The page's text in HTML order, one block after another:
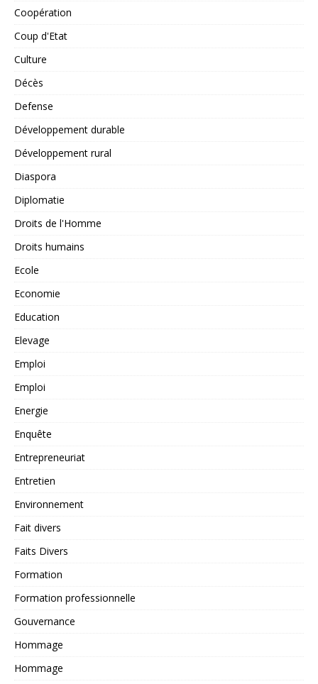
Coopération
Coup d'Etat
Culture
Décès
Defense
Développement durable
Développement rural
Diaspora
Diplomatie
Droits de l'Homme
Droits humains
Ecole
Economie
Education
Elevage
Emploi
Emploi
Energie
Enquête
Entrepreneuriat
Entretien
Environnement
Fait divers
Faits Divers
Formation
Formation professionnelle
Gouvernance
Hommage
Hommage